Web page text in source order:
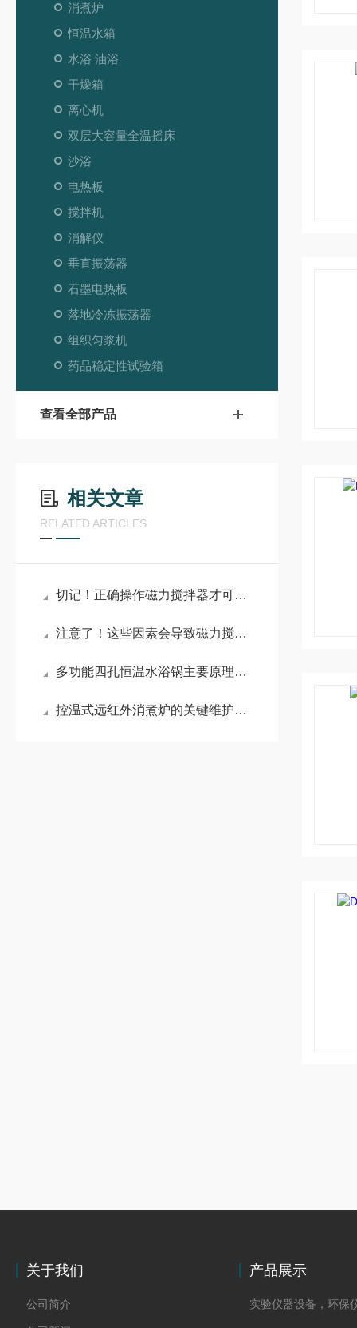
消煮炉
恒温水箱
水浴 油浴
干燥箱
离心机
双层大容量全温摇床
沙浴
电热板
搅拌机
消解仪
垂直振荡器
石墨电热板
落地冷冻振荡器
组织匀浆机
药品稳定性试验箱
查看全部产品
相关文章
RELATED ARTICLES
切记！正确操作磁力搅拌器才可确保实验顺利进行
注意了！这些因素会导致磁力搅拌器转速不稳定
多功能四孔恒温水浴锅主要原理及操作指导
控温式远红外消煮炉的关键维护保养措施介绍
关于我们
公司简介
产品展示
实验仪器设备，环保